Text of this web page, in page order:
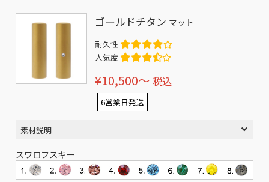
ゴールドチタン マット
耐久性
人気度
¥10,500〜 税込
6営業日発送
素材説明
スワロフスキー